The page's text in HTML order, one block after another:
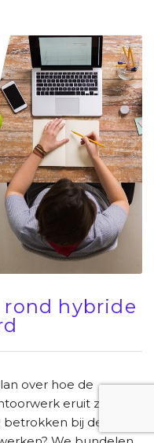
rond hybride
over hoe de
eruit zal
betrokken bij de